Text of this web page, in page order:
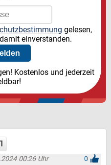
gelesen,
einverstanden.
Kostenlos und jederzeit
1
00:26 Uhr
0